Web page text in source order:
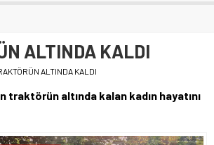
ALTINDA KALDI
ALTINDA KALDI
traktörün altında kalan kadın hayatını